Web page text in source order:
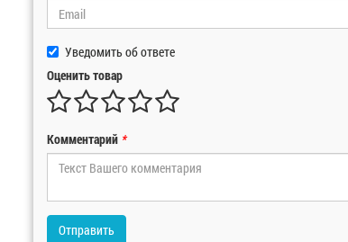
Уведомить об ответе
Оценить товар
Комментарий *
Отправить